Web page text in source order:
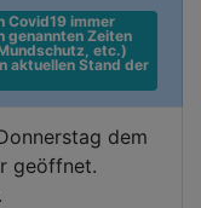
Covid19 immer
genannten Zeiten
etc.)
aktuellen Stand der
dem
geöffnet.